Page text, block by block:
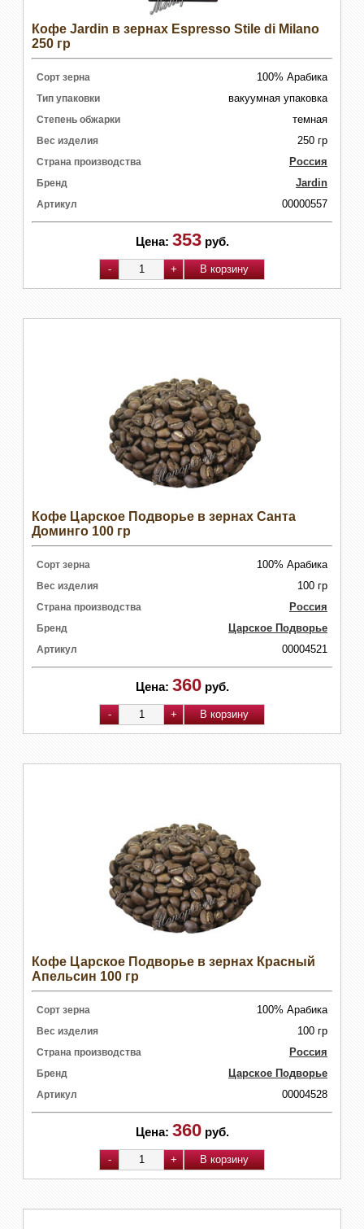
Кофе Jardin в зернах Espresso Stile di Milano
250 гр
Сорт зерна 100% Арабика
Тип упаковки вакуумная упаковка
Степень обжарки темная
Вес изделия 250 гр
Страна производства Россия
Бренд Jardin
Артикул 00000557
Цена: 353 руб.
Кофе Царское Подворье в зернах Санта
Доминго 100 гр
Сорт зерна 100% Арабика
Вес изделия 100 гр
Страна производства Россия
Бренд Царское Подворье
Артикул 00004521
Цена: 360 руб.
Кофе Царское Подворье в зернах Красный
Апельсин 100 гр
Сорт зерна 100% Арабика
Вес изделия 100 гр
Страна производства Россия
Бренд Царское Подворье
Артикул 00004528
Цена: 360 руб.